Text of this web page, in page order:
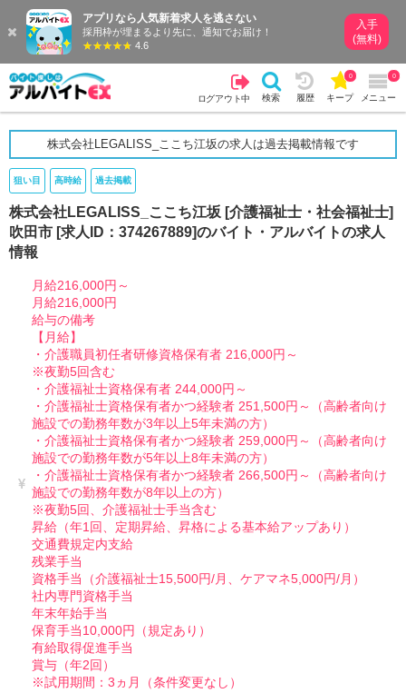
アプリなら人気新着求人を逃さない
採用枠が埋まるより先に、通知でお届け！
4.6
入手
(無料)
ログアウト中 検索 履歴 キープ
0
メニュー
0
株式会社LEGALISS_ここち江坂の求人は過去掲載情報です
狙い目 高時給 過去掲載
株式会社LEGALISS_ここち江坂 [介護福祉士・社会福祉士]
吹田市 [求人ID：374267889]のバイト・アルバイトの求人
情報
月給216,000円～
月給216,000円
給与の備考
【月給】
・介護職員初任者研修資格保有者 216,000円～
※夜勤5回含む
・介護福祉士資格保有者 244,000円～
・介護福祉士資格保有者かつ経験者 251,500円～（高齢者向け
施設での勤務年数が3年以上5年未満の方）
・介護福祉士資格保有者かつ経験者 259,000円～（高齢者向け
施設での勤務年数が5年以上8年未満の方）
・介護福祉士資格保有者かつ経験者 266,500円～（高齢者向け
施設での勤務年数が8年以上の方）
※夜勤5回、介護福祉士手当含む
昇給（年1回、定期昇給、昇格による基本給アップあり）
交通費規定内支給
残業手当
資格手当（介護福祉士15,500円/月、ケアマネ5,000円/月）
社内専門資格手当
年末年始手当
保育手当10,000円（規定あり）
有給取得促進手当
賞与（年2回）
※試用期間：3ヵ月（条件変更なし）